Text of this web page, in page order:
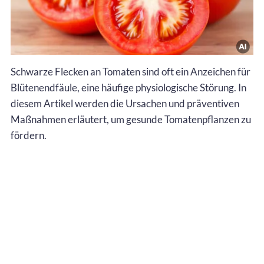
Schwarze Flecken an Tomaten sind oft ein Anzeichen für
Blütenendfäule, eine häufige physiologische Störung. In
diesem Artikel werden die Ursachen und präventiven
Maßnahmen erläutert, um gesunde Tomatenpflanzen zu
fördern.